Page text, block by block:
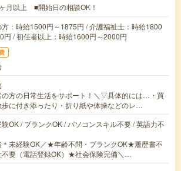
月以上 ■開始日の相談OK！
：時給1500円～1875円 / 介護福祉士：時給1800
円 / 初任者以上：時給1600円～2000円
の方の日常生活をサポート！＼▽具体的には…・買
歩に付き添ったり・折り紙や体操などのレ…
OK / ブランクOK / パソコンスキル不要 / 英語力不
＊未経験OK／★年齢不問・ブランクOK★履歴書不
不要（電話登録OK）★社会保険完備＼…